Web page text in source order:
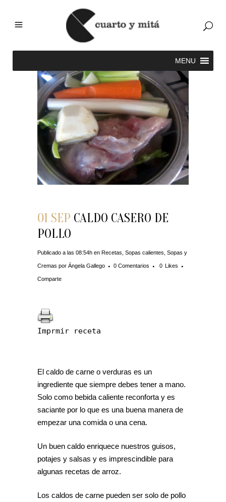
01 SEP CALDO CASERO DE
POLLO
Publicado a las 08:54h en Recetas Sopas calientes Sopas y
Cremas por Ángela Gallego 0 Comentarios 0 Likes
Comparte
Imprmir receta
El caldo de carne o verduras es un
ingrediente que siempre debes tener a mano.
Solo como bebida caliente reconforta y es
saciante por lo que es una buena manera de
empezar una comida o una cena.
Un buen caldo enriquece nuestros guisos,
potajes y salsas y es imprescindible para
algunas recetas de arroz.
Los caldos de carne pueden ser solo de pollo